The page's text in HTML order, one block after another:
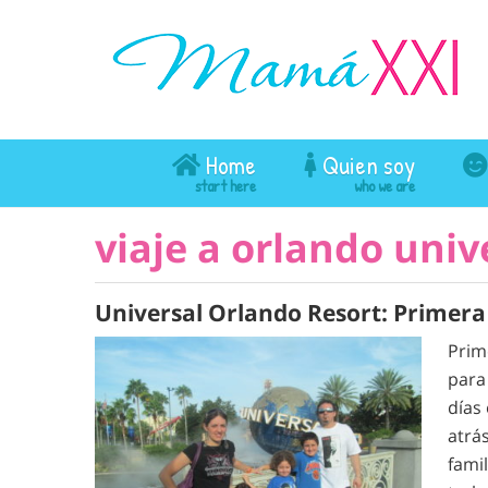
Home Quien soy
viaje a orlando
Universal Orlando Resort:
días